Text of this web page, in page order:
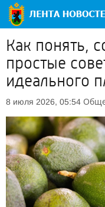
Как понять,
простые
идеального
8 июля 2026, 05:54